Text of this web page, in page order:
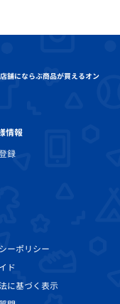
舗にならぶ商品が買えるオン
情報
録
ーポリシー
ド
に基づく表示